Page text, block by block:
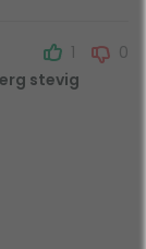
stevig
1 0